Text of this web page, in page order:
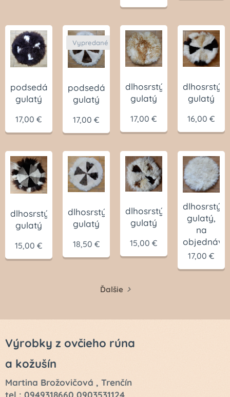
podsedák
gulatý
17,00 €
podsedák
gulatý
Vypredané
17,00 €
dlhosrstý
gulatý
17,00 €
dlhosrstý
gulatý
16,00 €
dlhosrstý
gulatý
15,00 €
dlhosrstý
gulatý
18,50 €
dlhosrstý
gulatý
15,00 €
dlhosrstý
gulatý,
na
17,00 €
Ďalšie
Výrobky z ovčieho rúna
a kožušín
Martina Brožovičová , Trenčín
tel : 0949318660,0903531124